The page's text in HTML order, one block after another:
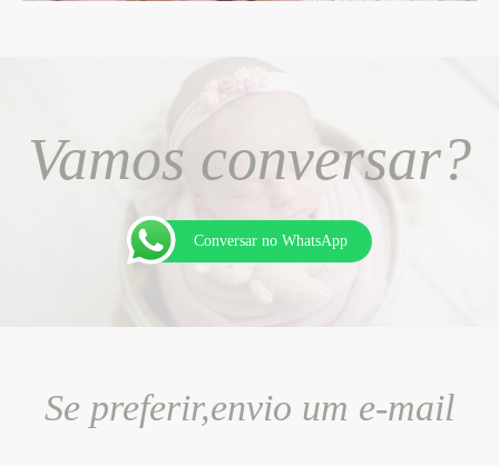
Vamos conversar?
Conversar no WhatsApp
Se preferir,envio um e-mail